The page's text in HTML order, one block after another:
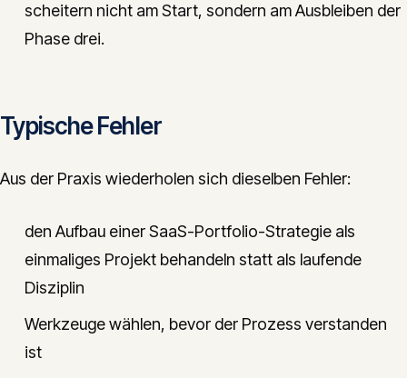
scheitern nicht am Start, sondern am Ausbleiben der
Phase drei.
Typische Fehler
Aus der Praxis wiederholen sich dieselben Fehler:
den Aufbau einer SaaS-Portfolio-Strategie als
einmaliges Projekt behandeln statt als laufende
Disziplin
Werkzeuge wählen, bevor der Prozess verstanden
ist